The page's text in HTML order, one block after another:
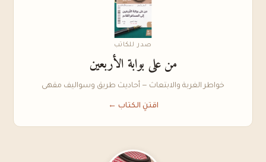
صدر للكاتب
من على بوابة الأربعين
خواطر الغربة والابتعاث — أحاديث طريق وسواليف مقهى
اقتنِ الكتاب ←